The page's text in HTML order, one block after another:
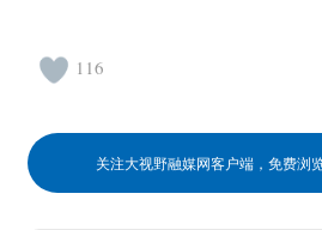
116
关注大视野融媒网客户端，免费浏